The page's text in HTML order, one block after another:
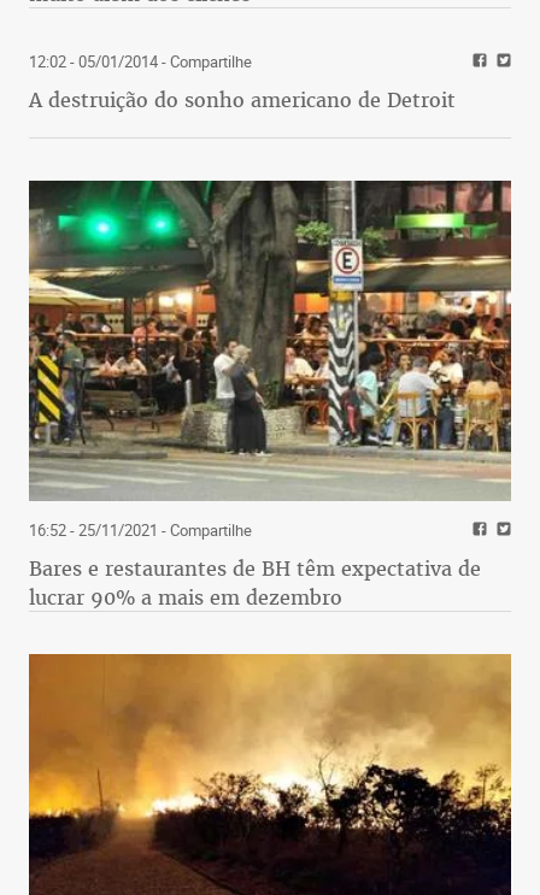
12:02 - 05/01/2014- Compartilhe
A destruição do sonho americano de Detroit
16:52 - 25/11/2021 - Compartilhe
Bares e restaurantes de BH têm expectativa de
lucrar 90% a mais em dezembro